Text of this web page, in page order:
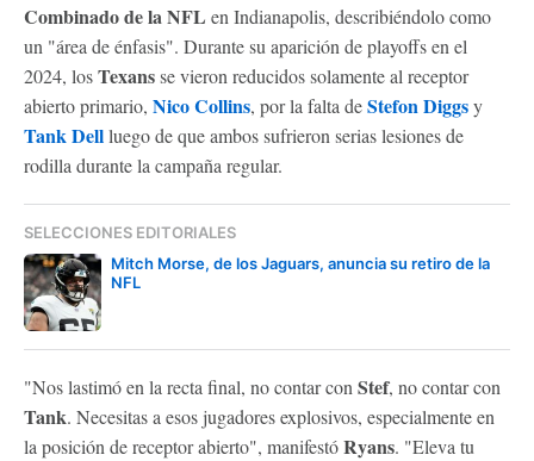
Combinado de la NFL en Indianapolis, describiéndolo como
un "área de énfasis". Durante su aparición de playoffs en el
2024, losTexansse vieron reducidos solamente al receptor
abierto primario, Nico Collins, por la falta deStefon Diggsy
Tank Dellluego de que ambos sufrieron serias lesiones de
rodilla durante la campaña regular.
SELECCIONES EDITORIALES
Mitch Morse, de los Jaguars, anuncia su retiro de la
NFL
"Nos lastimó en la recta final, no contar con Stef, no contar con
Tank. Necesitas a esos jugadores explosivos, especialmente en
la posición de receptor abierto", manifestóRyans. "Eleva tu